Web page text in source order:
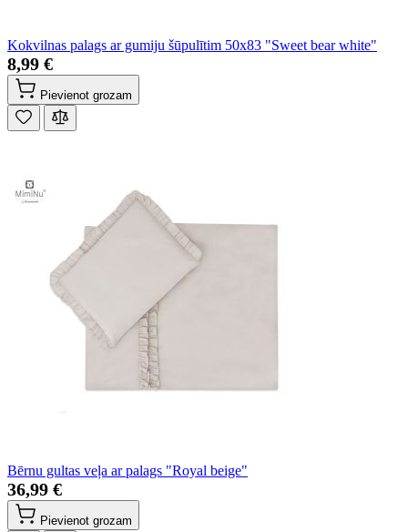
Kokvilnas palags ar gumiju šūpulītim 50x83 "Sweet bear white"
8,99 €
Pievienot grozam
Bērnu gultas veļa ar palags "Royal beige"
36,99 €
Pievienot grozam